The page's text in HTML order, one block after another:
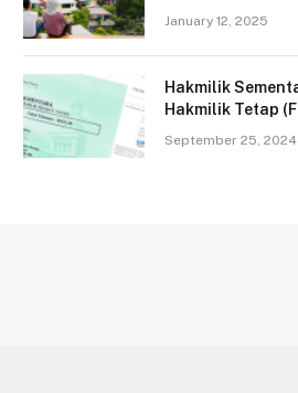
January 12, 2025
Hakmilik
Hakmilik Tetap
September 25, 2024